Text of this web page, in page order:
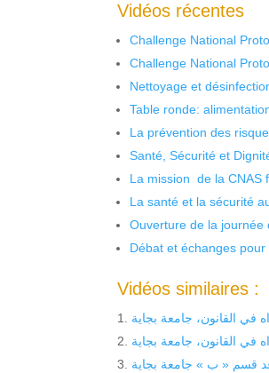
Vidéos récentes
Challenge National
Challenge National
Nettoyage et
Table ronde:
La prévention des
Santé, Sécurité et
La mission de la CNAS
La santé et la sécurité
Ouverture de la journée
Débat et échanges
Vidéos similaires :
في القانون، جامعة بجاية
في القانون، جامعة بجاية
قسم « ب » جامعة بجاية